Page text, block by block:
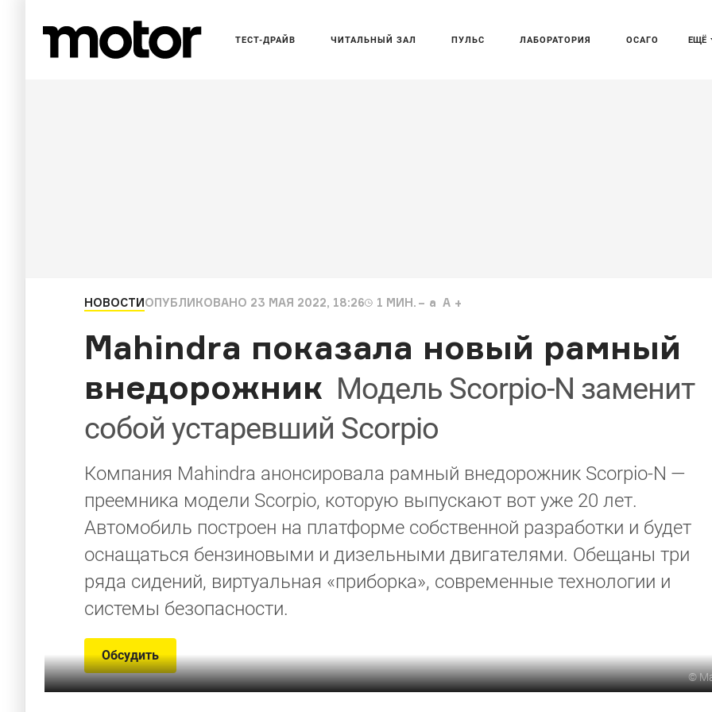
ЕЩЁ
ТЕСТ-ДРАЙВ ЧИТАЛЬНЫЙ ЗАЛ ПУЛЬС ЛАБОРАТОРИЯ ОСАГО
НОВОСТИОПУБЛИКОВАНО 23 МАЯ 2022, 18:26 1 МИН. a A
Mahindra показала новый рамный
внедорожник Модель Scorpio-N заменит
собой устаревший Scorpio
Компания Mahindra анонсировала рамный внедорожник Scorpio-N —
преемника модели Scorpio, которую выпускают вот уже 20 лет.
Автомобиль построен на платформе собственной разработки и будет
оснащаться бензиновыми и дизельными двигателями. Обещаны три
ряда сидений, виртуальная «приборка», современные технологии и
системы безопасности.
Обсудить
©